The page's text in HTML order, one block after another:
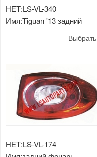
НЕТ:LS-VL-340
Имя:Tiguan '13 задний
Выбрать
НЕТ:LS-VL-174